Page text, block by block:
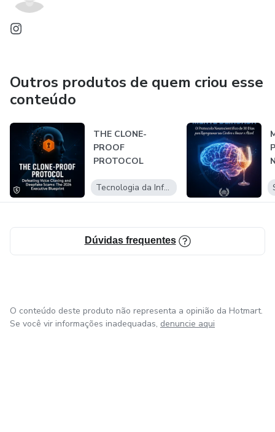
Você está criando um escudo de proteção digital ao redor
Outros produtos de quem criou esse
conteúdo
THE CLONE-
PROOF
PROTOCOL
Tecnologia da Informação
Dúvidas frequentes
O conteúdo deste produto não representa a opinião da Hotmart.
Se você vir informações inadequadas, denuncie aqui